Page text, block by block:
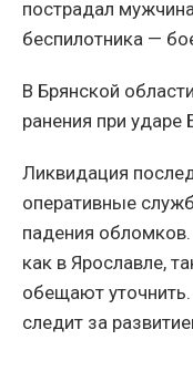
пострадал
беспилотника —
В Брянской
ранения при
Ликвидация
оперативные
падения
как в Ярославле,
обещают
следит за